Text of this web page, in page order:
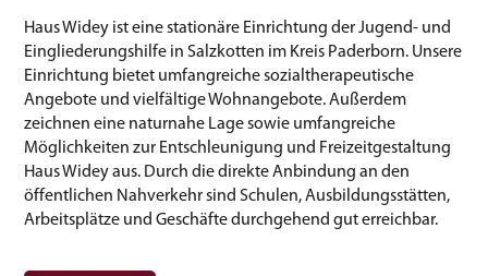
Haus Widey ist eine stationäre Einrichtung der Jugend- und
Eingliederungshilfe in Salzkotten im Kreis Paderborn. Unsere
Einrichtung bietet umfangreiche sozialtherapeutische
Angebote und vielfältige Wohnangebote. Außerdem
zeichnen eine naturnahe Lage sowie umfangreiche
Möglichkeiten zur Entschleunigung und Freizeitgestaltung
Haus Widey aus. Durch die direkte Anbindung an den
öffentlichen Nahverkehr sind Schulen, Ausbildungsstätten,
Arbeitsplätze und Geschäfte durchgehend gut erreichbar.